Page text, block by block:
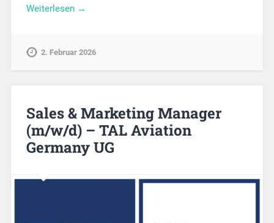
Weiterlesen →
2. Februar 2026
Sales & Marketing Manager
(m/w/d) – TAL Aviation
Germany UG